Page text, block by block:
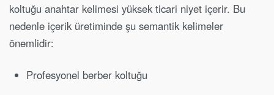
koltuğu anahtar kelimesi yüksek ticari niyet içerir. Bu
nedenle içerik üretiminde şu semantik kelimeler
önemlidir:
Profesyonel berber koltuğu